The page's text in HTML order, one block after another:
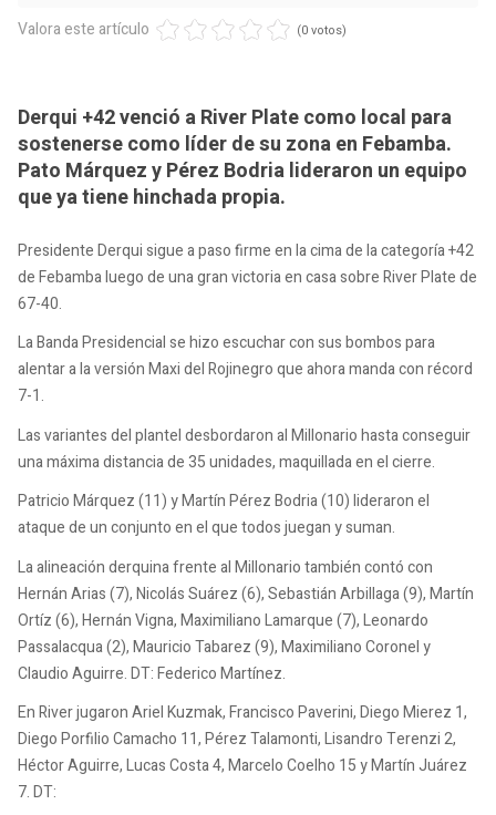
Valora este artículo (0 votos)
Derqui +42 venció a River Plate como local para
sostenerse como líder de su zona en Febamba.
Pato Márquez y Pérez Bodria lideraron un equipo
que ya tiene hinchada propia.
Presidente Derqui sigue a paso firme en la cima de la categoría +42
de Febamba luego de una gran victoria en casa sobre River Plate de
67-40.
La Banda Presidencial se hizo escuchar con sus bombos para
alentar a la versión Maxi del Rojinegro que ahora manda con récord
7-1.
Las variantes del plantel desbordaron al Millonario hasta conseguir
una máxima distancia de 35 unidades, maquillada en el cierre.
Patricio Márquez (11) y Martín Pérez Bodria (10) lideraron el
ataque de un conjunto en el que todos juegan y suman.
La alineación derquina frente al Millonario también contó con
Hernán Arias (7), Nicolás Suárez (6), Sebastián Arbillaga (9), Martín
Ortíz (6), Hernán Vigna, Maximiliano Lamarque (7), Leonardo
Passalacqua (2), Mauricio Tabarez (9), Maximiliano Coronel y
Claudio Aguirre. DT: Federico Martínez.
En River jugaron Ariel Kuzmak, Francisco Paverini, Diego Mierez 1,
Diego Porfilio Camacho 11, Pérez Talamonti, Lisandro Terenzi 2,
Héctor Aguirre, Lucas Costa 4, Marcelo Coelho 15 y Martín Juárez
7. DT: